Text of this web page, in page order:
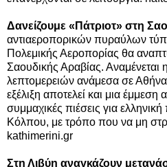
Δανείζουμε «Πάτριοτ» στη
αντιαεροπορικών πυραύλων
Πολεμικής Αεροπορίας θα
Σαουδικής Αραβίας. Αναμένεται
λεπτομερειών ανάμεσα σε
εξέλιξη αποτελεί και μια έμμεση
συμμαχικές πιέσεις για
Κόλπου, με τρόπο που να μη
kathimerini.gr
Στη Λιβύη αναγκάζουν